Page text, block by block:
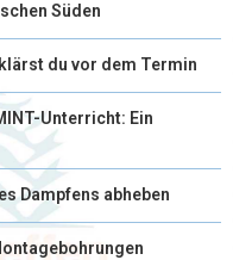
Süden
du vor dem Termin
Unterricht: Ein
Dampfens abheben